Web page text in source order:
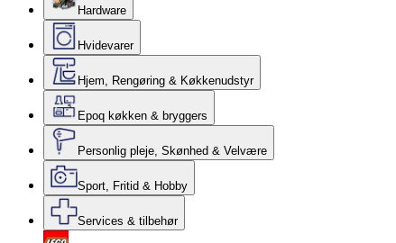
Hardware
Hvidevarer
Hjem, Rengøring & Køkkenudstyr
Epoq køkken & bryggers
Personlig pleje, Skønhed & Velvære
Sport, Fritid & Hobby
Services & tilbehør